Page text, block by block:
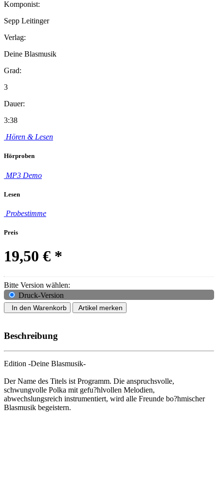
Komponist:
Sepp Leitinger
Verlag:
Deine Blasmusik
Grad:
3
Dauer:
3:38
Hören & Lesen
Hörproben
MP3 Demo
Lesen
Probestimme
Preis
19,50 € *
Bitte Version wählen:
Druck-Version
In den Warenkorb Artikel merken
Beschreibung
Edition -Deine Blasmusik-
Der Name des Titels ist Programm. Die anspruchsvolle,
schwungvolle Polka mit gefu?hlvollen Melodien,
abwechslungsreich instrumentiert, wird alle Freunde bo?hmischer
Blasmusik begeistern.